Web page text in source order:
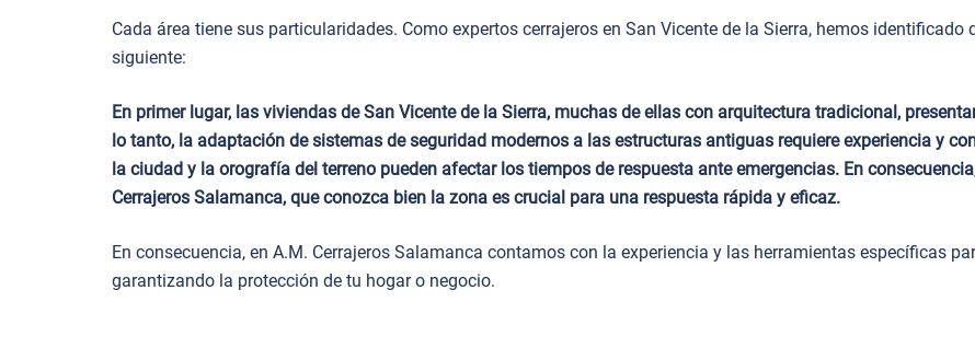
Cada área tiene sus particularidades. Como expertos cerrajeros en San Vicente de la Sierra, hemos
siguiente:
En primer lugar, las viviendas de San Vicente de la Sierra, muchas de ellas con arquitectura tradicional,
lo tanto, la adaptación de sistemas de seguridad modernos a las estructuras antiguas requiere experiencia y
la ciudad y la orografía del terreno pueden afectar los tiempos de respuesta ante emergencias. En
Cerrajeros Salamanca, que conozca bien la zona es crucial para una respuesta rápida y eficaz.
En consecuencia, en A.M. Cerrajeros Salamanca contamos con la experiencia y las herramientas específicas
garantizando la protección de tu hogar o negocio.